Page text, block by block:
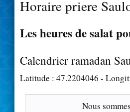
Horaire priere
Les heures de salat
Calendrier ramadan
Latitude : 47.2204046 -
Nous